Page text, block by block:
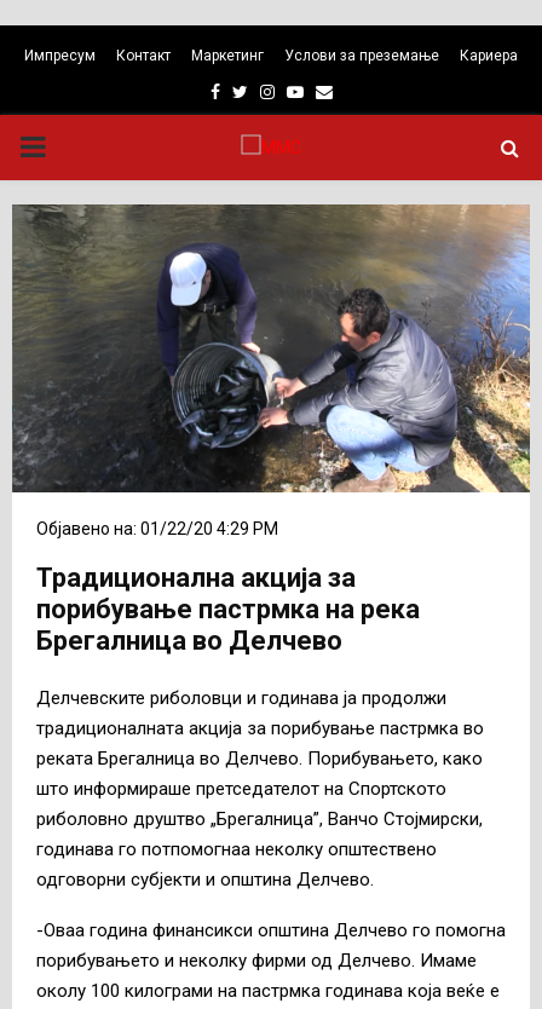
Импресум Контакт Маркетинг Услови за преземање Кариера
Facebook
TwitterInstagram
Youtube
Email
PRIMARY
MENU
Објавено на: 01/22/20 4:29 PM
Традиционална акција за
порибување пастрмка на река
Брегалница во Делчево
Делчевските риболовци и годинава ја продолжи
традиционалната акција за порибување пастрмка во
реката Брегалница во Делчево. Порибувањето, како
што информираше претседателот на Спортското
риболовно друштво „Брегалница”, Ванчо Стојмирски,
годинава го потпомогнаа неколку општествено
одговорни субјекти и општина Делчево.
-Оваа година финансикси општина Делчево го помогна
порибувањето и неколку фирми од Делчево. Имаме
околу 100 килограми на пастрмка годинава која веќе е